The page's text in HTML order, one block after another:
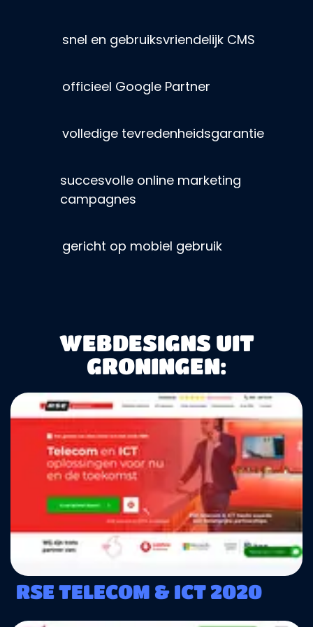
snel en gebruiksvriendelijk CMS
officieel Google Partner
volledige tevredenheidsgarantie
succesvolle online marketing
campagnes
gericht op mobiel gebruik
WEBDESIGNS UIT
GRONINGEN:
RSE TELECOM & ICT 2020